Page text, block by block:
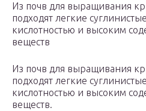
Из почв для выращивания
подходят легкие
кислотностью и высоким
веществ
Из почв для выращивания
подходят легкие
кислотностью и высоким
веществ.